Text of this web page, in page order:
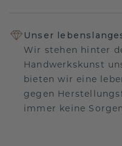
Unser
Wir stehen hinter
Handwerkskunst
bieten wir eine
gegen
immer keine